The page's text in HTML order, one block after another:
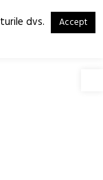
dvs. Accept